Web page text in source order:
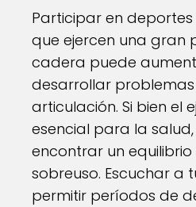
Participar en
que ejercen una gran
cadera puede
desarrollar problemas
articulación. Si bien el
esencial para la
encontrar un equilibrio
sobreuso. Escuchar a
permitir períodos de